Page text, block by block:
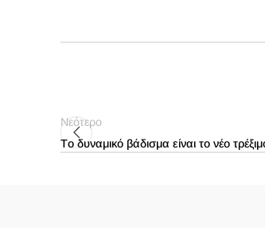
Νεότερο
Tο δυναμικό βάδισμα είναι το νέο